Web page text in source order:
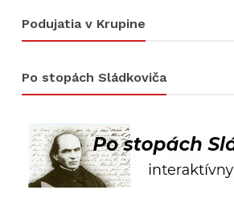
Podujatia v Krupine
Po stopách Sládkoviča